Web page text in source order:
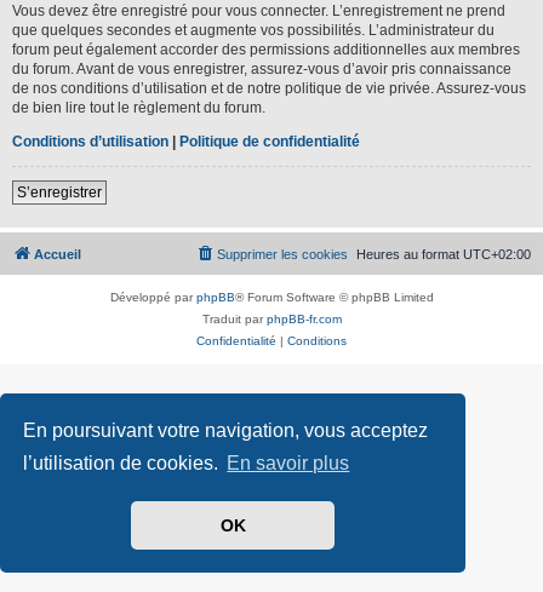
En poursuivant votre navigation, vous acceptez
l’utilisation de cookies. En savoir plus
OK
Vous devez être enregistré pour vous connecter. L’enregistrement ne prend
que quelques secondes et augmente vos possibilités. L’administrateur du
forum peut également accorder des permissions additionnelles aux membres
du forum. Avant de vous enregistrer, assurez-vous d’avoir pris connaissance
de nos conditions d’utilisation et de notre politique de vie privée. Assurez-vous
de bien lire tout le règlement du forum.
Conditions d’utilisation | Politique de confidentialité
S’enregistrer
Accueil Heures au format UTC+02:00
Supprimer les cookies
Développé parphpBB® Forum Software © phpBB Limited
Traduit parphpBB-fr.com
Confidentialité | Conditions